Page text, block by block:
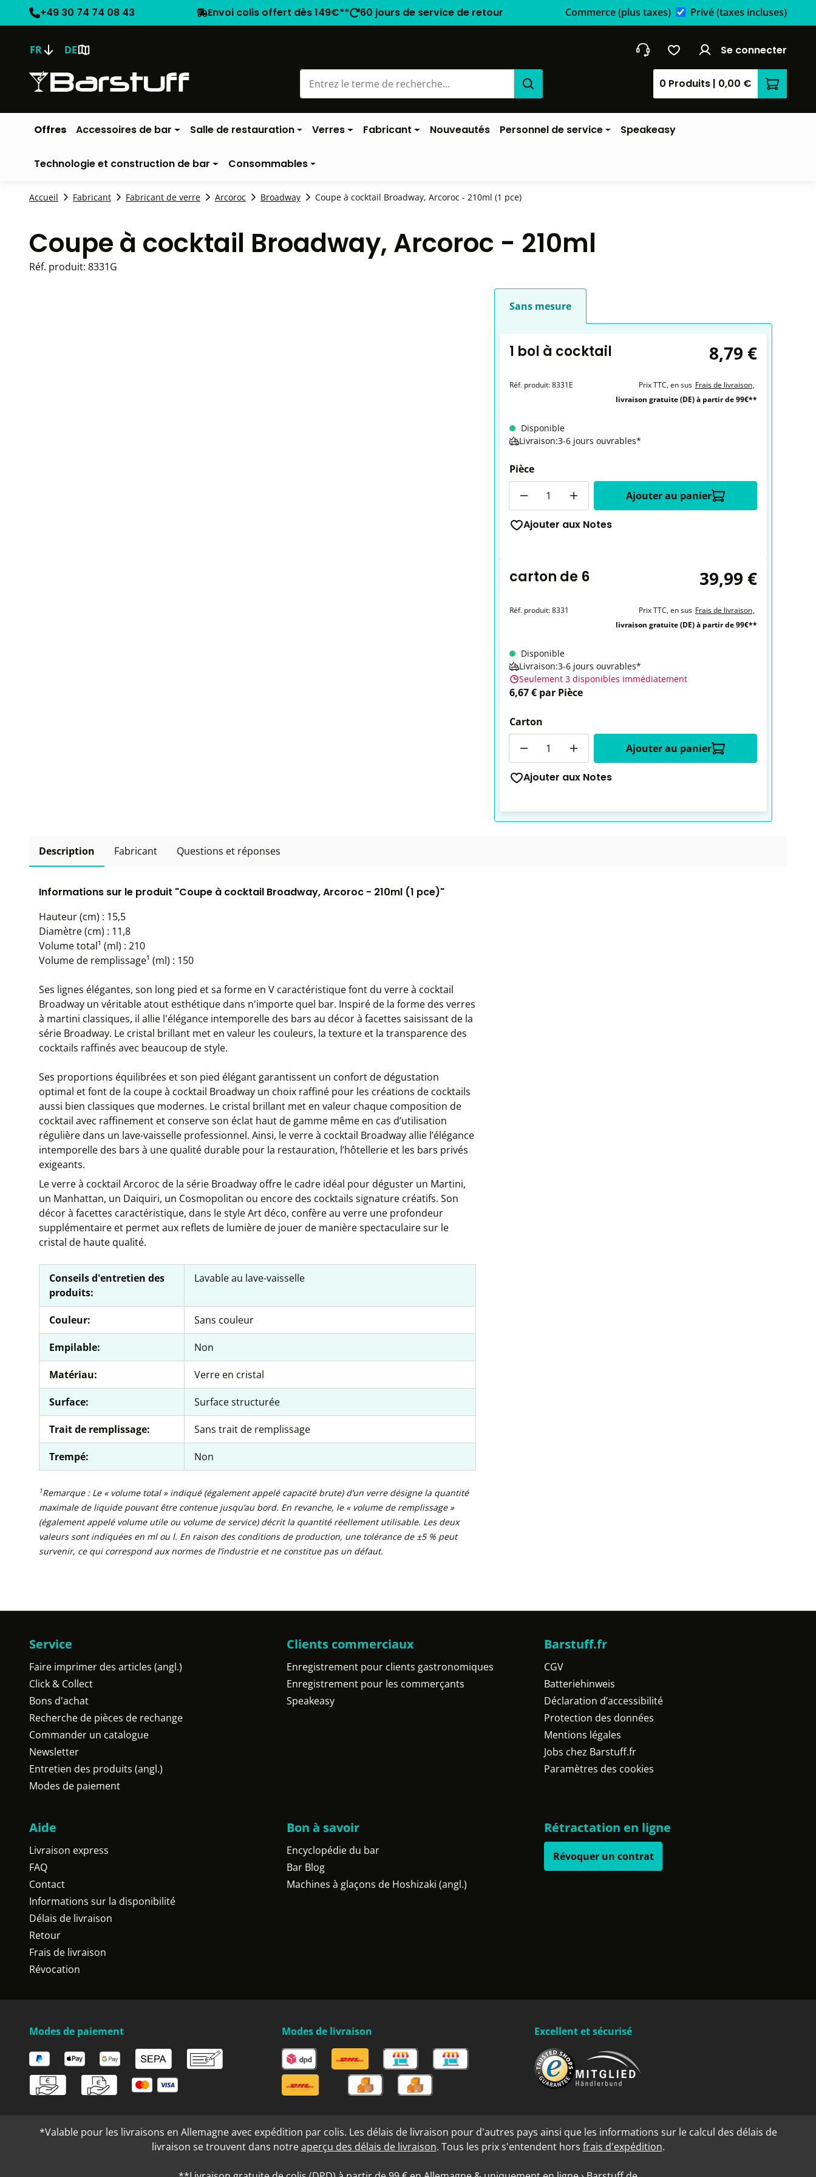
+49 30 74 74 08 43 Envoi colis offert dès 149€** 60 jours de service de retour Commerce(plus taxes) Privé(taxes incluses)
FR DE Se connecter
0 Produits | 0,00 € Le
Offres Accessoires de bar Salle de restauration Verres Fabricant Nouveautés Personnel de service Speakeasy
Technologie et construction de bar Consommables
Accueil Fabricant Fabricant de verre Arcoroc Broadway Coupe à cocktail Broadway, Arcoroc - 210ml (1 pce)
Coupe à cocktail Broadway, Arcoroc - 210ml
Réf. produit: 8331G
Sans mesure
1 bol à cocktail 8,79 €
Réf. produit:8331E Prix TTC, en sus Frais de livraison,
livraison gratuite (DE) à partir de 99€**
Disponible
Livraison:3-6 jours ouvrables*
Pièce
Ajouter au panier
Ajouter aux Notes
carton de 6 39,99 €
Réf. produit:8331 Prix TTC, en sus Frais de livraison,
livraison gratuite (DE) à partir de 99€**
Disponible
Livraison:3-6 jours ouvrables*
Seulement 3 disponibles immédiatement
6,67 € par Pièce
Carton
Ajouter au panier
Ajouter aux Notes
Description Fabricant Questions et réponses
Informations sur le produit "Coupe à cocktail Broadway, Arcoroc - 210ml (1 pce)"
Hauteur (cm) : 15,5
Diamètre (cm) : 11,8
Volume total¹ (ml) : 210
Volume de remplissage¹ (ml) : 150
Ses lignes élégantes, son long pied et sa forme en V caractéristique font du verre à cocktail
Broadway un véritable atout esthétique dans n'importe quel bar. Inspiré de la forme des verres
à martini classiques, il allie l'élégance intemporelle des bars au décor à facettes saisissant de la
série Broadway. Le cristal brillant met en valeur les couleurs, la texture et la transparence des
cocktails raffinés avec beaucoup de style.
Ses proportions équilibrées et son pied élégant garantissent un confort de dégustation
optimal et font de la coupe à cocktail Broadway un choix raffiné pour les créations de cocktails
aussi bien classiques que modernes. Le cristal brillant met en valeur chaque composition de
cocktail avec raffinement et conserve son éclat haut de gamme même en cas d’utilisation
régulière dans un lave-vaisselle professionnel. Ainsi, le verre à cocktail Broadway allie l’élégance
intemporelle des bars à une qualité durable pour la restauration, l’hôtellerie et les bars privés
exigeants.
Le verre à cocktail Arcoroc de la série Broadway offre le cadre idéal pour déguster un Martini,
un Manhattan, un Daiquiri, un Cosmopolitan ou encore des cocktails signature créatifs. Son
décor à facettes caractéristique, dans le style Art déco, confère au verre une profondeur
supplémentaire et permet aux reflets de lumière de jouer de manière spectaculaire sur le
cristal de haute qualité.
Conseils d'entretien des
produits:
Lavable au lave-vaisselle
Couleur: Sans couleur
Empilable: Non
Matériau: Verre en cristal
Surface: Surface structurée
Trait de remplissage: Sans trait de remplissage
Trempé: Non
1Remarque : Le « volume total » indiqué (également appelé capacité brute) d’un verre désigne la quantité
maximale de liquide pouvant être contenue jusqu’au bord. En revanche, le « volume de remplissage »
(également appelé volume utile ou volume de service) décrit la quantité réellement utilisable. Les deux
valeurs sont indiquées en ml ou l. En raison des conditions de production, une tolérance de ±5 % peut
survenir, ce qui correspond aux normes de l’industrie et ne constitue pas un défaut.
Service
Faire imprimer des articles (angl.)
Click & Collect
Bons d'achat
Recherche de pièces de rechange
Commander un catalogue
Newsletter
Entretien des produits (angl.)
Modes de paiement
Clients commerciaux
Enregistrement pour clients gastronomiques
Enregistrement pour les commerçants
Speakeasy
Barstuff.fr
CGV
Batteriehinweis
Déclaration d’accessibilité
Protection des données
Mentions légales
Jobs chez Barstuff.fr
Paramètres des cookies
Aide
Livraison express
FAQ
Contact
Informations sur la disponibilité
Délais de livraison
Retour
Frais de livraison
Révocation
Bon à savoir
Encyclopédie du bar
Bar Blog
Machines à glaçons de Hoshizaki (angl.)
Rétractation en ligne
Révoquer un contrat
Modes de paiement Modes de livraison Excellent et sécurisé
*Valable pour les livraisons en Allemagne avec expédition par colis. Les délais de livraison pour d'autres pays ainsi que les informations sur le calcul des délais de
livraison se trouvent dans notreaperçu des délais de livraison. Tous les prix s'entendent hors frais d'expédition.